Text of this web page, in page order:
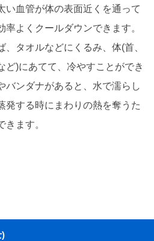
い血管が体の表面近くを通って
よくクールダウンできます。
、タオルなどにくるみ、体(首、
ど)にあてて、冷やすことができ
バンダナがあると、水で濡らし
発する時にまわりの熱を奪うた
ます。
)